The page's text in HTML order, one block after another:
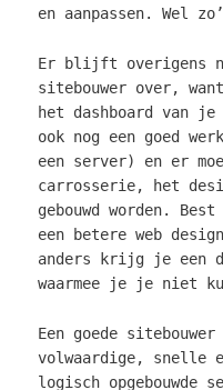
en aanpassen. Wel
Er blijft overigens
sitebouwer over,
het dashboard van
ook nog een goed
een server) en er
carrosserie, het
gebouwd worden.
een betere web
anders krijg je een
waarmee je je niet
Een goede
volwaardige, snelle
logisch opgebouwde